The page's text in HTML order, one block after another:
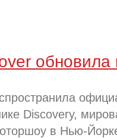
обновила
Discovery,
в Нью-